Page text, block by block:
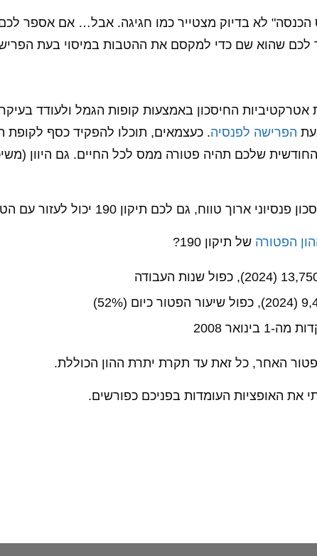
הכנסה" לא בדיוק מצטייר כמו חגיגה. אבל… אם אספר
לכם שהוא שם כדי למקסם את ההטבות במיסוי בעת
את אטרקטיביות החיסכון באמצעות קופות הגמל ולעודד
הפרישה לפנסיה. כעצמאים, תוכלו להפקיד כסף
190, משיכת הקצבה החודשית שלכם תהיה פטורה ממס לכל החיים. גם
גם לכם תיקון 190 יכול לעזור עם הטבות מס ראויות.
הפטורה של תיקון 190?
2008
האחר, כל זאת עד תקרת יתרת ההון הכוללת.
את האופציות העומדות בפניכם כפורשים.